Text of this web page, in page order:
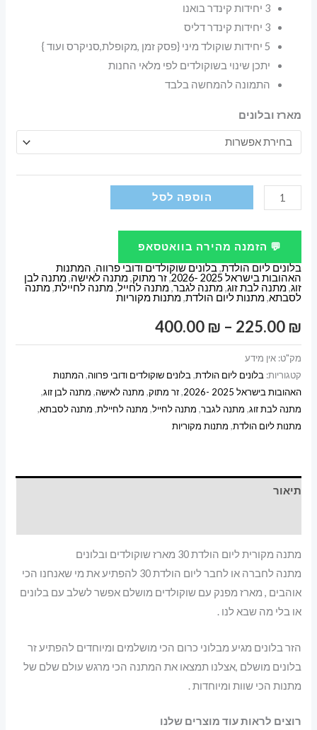
3 יחידות קינדר בואנו
3 יחידות קינדר דליס
5 יחידות שוקולד מיני {פסק זמן ,מקופלת,סניקרס ועוד }
יתכן שינוי בשוקולדים לפי מלאי החנות
התמונה להמחשה בלבד
מארז ובלונים
כמות
של
מתנה
מקורית
ליום
הולדת
מארז
שוקולדים
ובלונים
הוספה לסל
💬 הזמנה מהירה בוואטסאפ
בלונים ליום הולדת,בלונים שוקולדים ודובי פרווה, המתנות
האהובות בישראל 2025 -2026
,זר מתוק,מתנה לאישה,מתנה לבן
זוג,מתנה לבת זוג,מתנה לגבר,מתנה לחייל,מתנה לחיילת,מתנה
לסבתא,מתנות ליום הולדת,מתנות מקוריות
225.00 ₪
–
400.00 ₪
טווח
⁦225.00 ₪⁩
עד
מק"ט:אין מידע
קטגוריות:בלונים ליום הולדת,בלונים שוקולדים ודובי פרווה,המתנות
האהובות בישראל 2025 -2026
,זר מתוק, מתנה לאישה, מתנה לבן זוג,
מתנה לבת זוג, מתנה לגבר, מתנה לחייל, מתנה לחיילת, מתנה לסבתא,
מתנות ליום הולדת, מתנות מקוריות
תיאור
מתנה מקורית ליום הולדת 30 מארז שוקולדים ובלונים
מתנה לחברה או לחבר ליום הולדת 30 להפתיע את מי שאנחנו הכי
אוהבים , מארז מפנק עם שוקולדים מושלם אפשר לשלב עם בלונים
או בלי מה שבא לנו .
הזר בלונים מגיע מבלוני כרום הכי מושלמים ומיוחדים להפתיע זר
בלונים מושלם ,אצלנו תמצאו את המתנה הכי מרגש עולם שלם של
מתנות הכי שוות ומיוחדות .
רוצים לראות עוד מוצרים שלנו